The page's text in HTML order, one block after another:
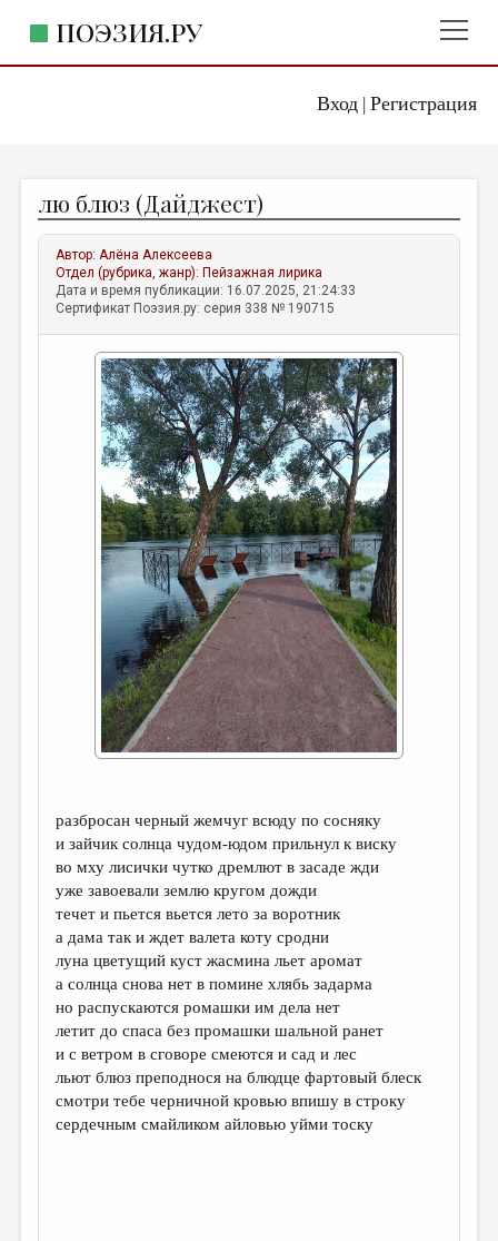
Вход| Регистрация
ПОЭЗИЯ.РУ
ЖАНРЫ
АВТОРЫ
КОММЕНТАРИИ
ЛИТСАЛОН
ПРАВИЛА САЙТА
ОТДЕЛЫ И РУБРИКИ
ИЗБРАННОЕ
ДАЙДЖЕСТ
ПРОИЗВЕДЕНИЯ
ПЕРЕВОДЫ
КОНКУРСЫ
ДЕТСКАЯ КОМНАТА
КНИЖНАЯ ПОЛКА
ОБЗОР ЛИТЕРАТУРЫ
ОБЪЯВЛЕНИЯ
КОЛОНКА РЕДАКТОРА
РЕДКОЛЛЕГИЯ
ОТ РЕДАКЦИИ
МАЛАЯ ПРОЗА
ЭССЕИСТИКА
ЛИТЕРАТУРОВЕДЕНИЕ
КУЛЬТУРОВЕДЕНИЕ
лю блюз (Дайджест)
Автор:Алёна Алексеева
Отдел (рубрика, жанр): Пейзажная лирика
Дата и время публикации: 16.07.2025, 21:24:33
Сертификат Поэзия.ру: серия 338 № 190715
разбросан черный жемчуг всюду по сосняку
и зайчик солнца чудом-юдом прильнул к виску
во мху лисички чутко дремлют в засаде жди
уже завоевали землю кругом дожди
течет и пьется вьется лето за воротник
а дама так и ждет валета коту сродни
луна цветущий куст жасмина льет аромат
а солнца снова нет в помине хлябь задарма
но распускаются ромашки им дела нет
летит до спаса без промашки шальной ранет
и с ветром в сговоре смеются и сад и лес
льют блюз преподнося на блюдце фартовый блеск
смотри тебе черничной кровью впишу в строку
сердечным смайликом айловью уйми тоску